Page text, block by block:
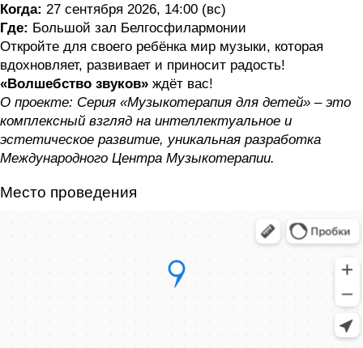
Когда: 27 сентября 2026, 14:00 (вс)
Где: Большой зал Белгосфилармонии
Откройте для своего ребёнка мир музыки, которая
вдохновляет, развивает и приносит радость!
«Волшебство звуков» ждёт вас!
О проекте: Серия «Музыкотерапия для детей» – это
комплексный взгляд на интеллектуальное и
эстетическое развитие, уникальная разработка
Международного Центра Музыкотерапии.
Место проведения